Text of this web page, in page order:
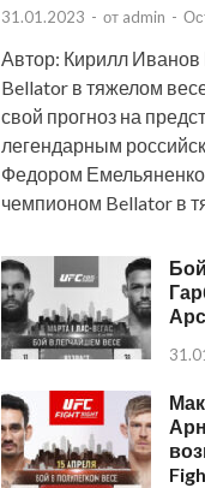
31.01.2023 - от admin -
Автор: Кирилл
Bellator в тяжелом
свой прогноз на
легендарным
Федором
чемпионом Bellator в